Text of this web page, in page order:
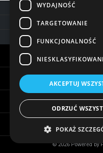
DARMOWA
DOSTAWA
BLIK,
© 2026 Powered by
WYDAJNOŚĆ
TARGETOWANIE
FUNKCJONALNOŚĆ
AKCEPTUJ
ODRZUĆ
POKAŻ